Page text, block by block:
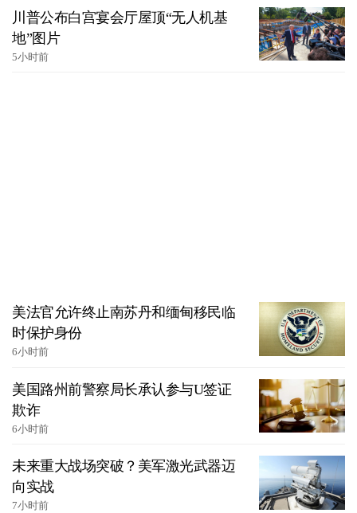
川普公布白宫宴会厅屋顶“无人机基
地”图片
5小时前
美法官允许终止南苏丹和缅甸移民临
时保护身份
6小时前
美国路州前警察局长承认参与U签证
欺诈
6小时前
未来重大战场突破？美军激光武器迈
向实战
7小时前